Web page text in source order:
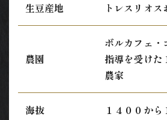
生豆産地 トレスリオ
農園
ボルカフェ・
指導を受けた
農家
海抜 １４００から